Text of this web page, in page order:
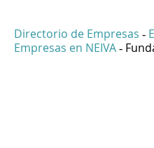
Directorio de Empresas -
Empresas en NEIVA -